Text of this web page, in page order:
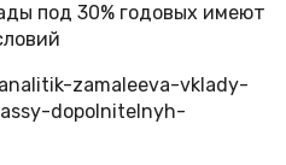
под 30% годовых имеют
zamaleeva-vklady-
dopolnitelnyh-